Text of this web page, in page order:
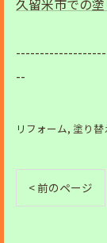
久留米市での
--
リフォーム 塗り替
< 前のページ